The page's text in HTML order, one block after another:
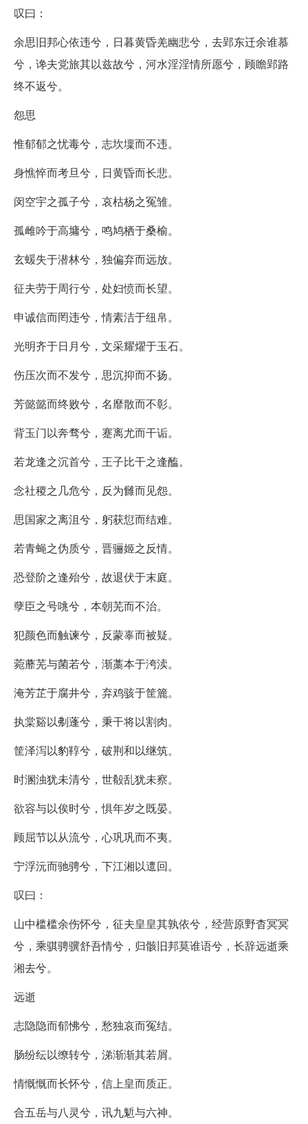
叹曰：
余思旧邦心依违兮，日暮黄昏羌幽悲兮，去郢东迁余谁慕
兮，谗夫党旅其以兹故兮，河水淫淫情所愿兮，顾瞻郢路
终不返兮。
怨思
惟郁郁之忧毒兮，志坎壈而不违。
身憔悴而考旦兮，日黄昏而长悲。
闵空宇之孤子兮，哀枯杨之冤雏。
孤雌吟于高墉兮，鸣鸠栖于桑榆。
玄蝯失于潜林兮，独偏弃而远放。
征夫劳于周行兮，处妇愤而长望。
申诚信而罔违兮，情素洁于纽帛。
光明齐于日月兮，文采耀燿于玉石。
伤压次而不发兮，思沉抑而不扬。
芳懿懿而终败兮，名靡散而不彰。
背玉门以奔骛兮，蹇离尤而干诟。
若龙逢之沉首兮，王子比干之逢醢。
念社稷之几危兮，反为雠而见怨。
思国家之离沮兮，躬获愆而结难。
若青蝇之伪质兮，晋骊姬之反情。
恐登阶之逢殆兮，故退伏于末庭。
孽臣之号咷兮，本朝芜而不治。
犯颜色而触谏兮，反蒙辜而被疑。
菀蘼芜与菌若兮，渐藁本于洿渎。
淹芳芷于腐井兮，弃鸡骇于筐簏。
执棠谿以刜蓬兮，秉干将以割肉。
筐泽泻以豹鞟兮，破荆和以继筑。
时溷浊犹未清兮，世殽乱犹未察。
欲容与以俟时兮，惧年岁之既晏。
顾屈节以从流兮，心巩巩而不夷。
宁浮沅而驰骋兮，下江湘以邅回。
叹曰：
山中槛槛余伤怀兮，征夫皇皇其孰依兮，经营原野杳冥冥
兮，乘骐骋骥舒吾情兮，归骸旧邦莫谁语兮，长辞远逝乘
湘去兮。
远逝
志隐隐而郁怫兮，愁独哀而冤结。
肠纷纭以缭转兮，涕渐渐其若屑。
情慨慨而长怀兮，信上皇而质正。
合五岳与八灵兮，讯九鬿与六神。